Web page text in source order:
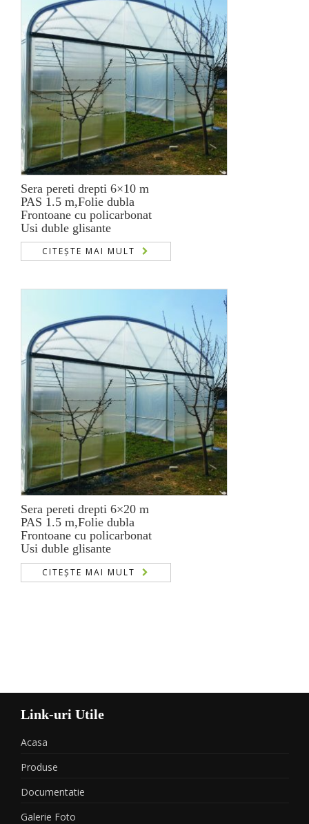
Sera pereti drepti 6×10 m
PAS 1.5 m,Folie dubla
Frontoane cu policarbonat
Usi duble glisante
CITEȘTE MAI MULT
Sera pereti drepti 6×20 m
PAS 1.5 m,Folie dubla
Frontoane cu policarbonat
Usi duble glisante
CITEȘTE MAI MULT
Link-uri Utile
Acasa
Produse
Documentatie
Galerie Foto